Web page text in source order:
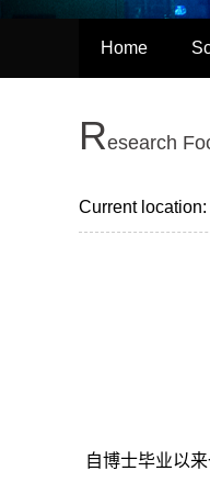
Home
Research
Current location:
自博士毕业以